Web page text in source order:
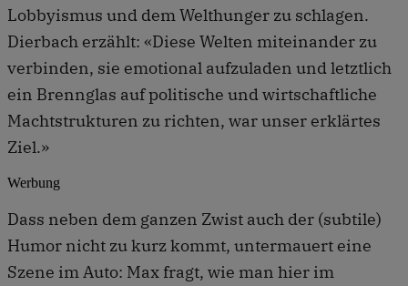
Lobbyismus und dem Welthunger zu schlagen.
Dierbach erzählt: «Diese Welten miteinander zu
verbinden, sie emotional aufzuladen und letztlich
ein Brennglas auf politische und wirtschaftliche
Machtstrukturen zu richten, war unser erklärtes
Ziel.»
Werbung
Dass neben dem ganzen Zwist auch der (subtile)
Humor nicht zu kurz kommt, untermauert eine
Szene im Auto: Max fragt, wie man hier im